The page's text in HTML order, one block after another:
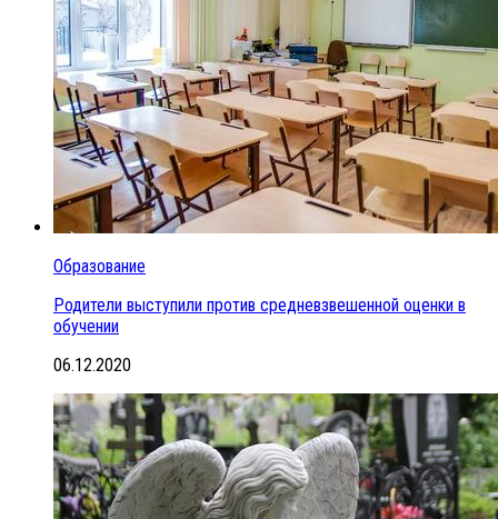
Образование
Родители выступили против средневзвешенной оценки в
обучении
06.12.2020